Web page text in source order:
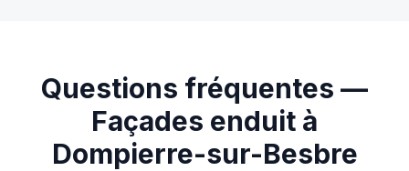
Questions fréquentes —
Façades enduit à
Dompierre-sur-Besbre